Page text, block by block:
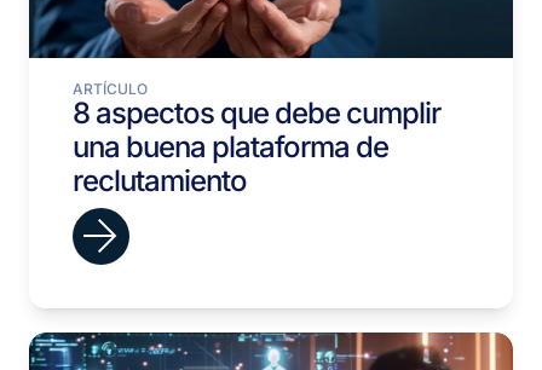
ARTÍCULO
8 aspectos que debe cumplir
una buena plataforma de
reclutamiento